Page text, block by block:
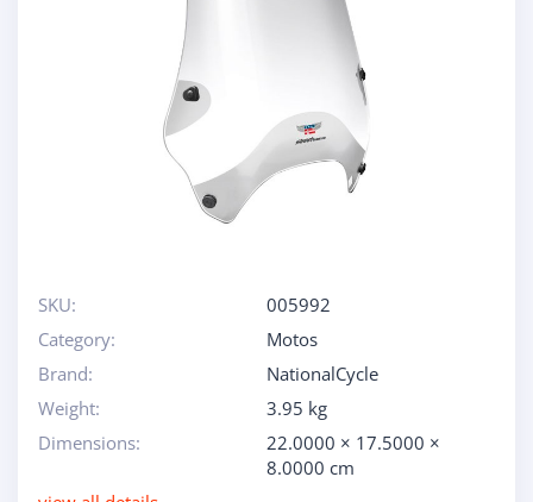
SKU:
005992
Category:
Motos
Brand:
NationalCycle
Weight:
3.95 kg
Dimensions:
22.0000 × 17.5000 ×
8.0000 cm